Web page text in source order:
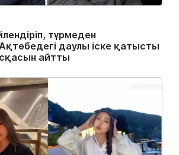
түрмеден
даулы іске қатысты
айтты